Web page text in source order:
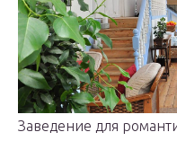
Заведение для